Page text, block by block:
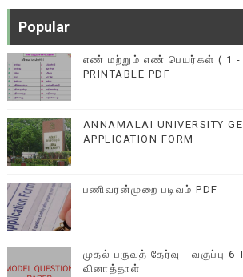
Popular
எண் மற்றும் எண் பெயர்கள் ( 1 -
PRINTABLE PDF
ANNAMALAI UNIVERSITY
APPLICATION FORM
பணிவரன்முறை படிவம் PDF
முதல் பருவத் தேர்வு - வகுப்பு 6
வினாத்தாள்